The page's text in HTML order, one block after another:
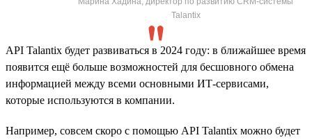
Talantix
API Talantix будет развиваться в 2024 году: в ближайшее время
появится ещё больше возможностей для бесшовного обмена
информацией между всеми основными ИТ-сервисами,
которые используются в компании.
Например, совсем скоро с помощью API Talantix можно будет